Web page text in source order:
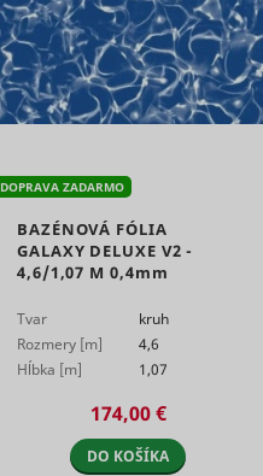
on the
Collects
user
on
YouTube
YouTube
DOPRAVA ZADARMO
BAZÉNOVÁ FÓLIA
GALAXY DELUXE V2 -
4,6/1,07 M 0,4mm
Tvar
kruh
Rozmery [m]
4,6
Hĺbka [m]
1,07
174,00 €
DO KOŠÍKA